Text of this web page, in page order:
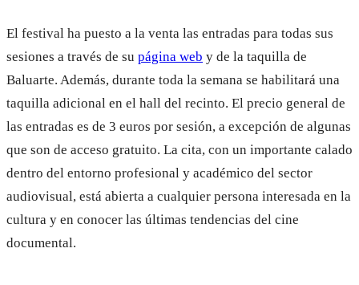
El festival ha puesto a la venta las entradas para todas sus
sesiones a través de su página web y de la taquilla de
Baluarte. Además, durante toda la semana se habilitará una
taquilla adicional en el hall del recinto. El precio general de
las entradas es de 3 euros por sesión, a excepción de algunas
que son de acceso gratuito. La cita, con un importante calado
dentro del entorno profesional y académico del sector
audiovisual, está abierta a cualquier persona interesada en la
cultura y en conocer las últimas tendencias del cine
documental.